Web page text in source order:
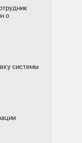
о
системы